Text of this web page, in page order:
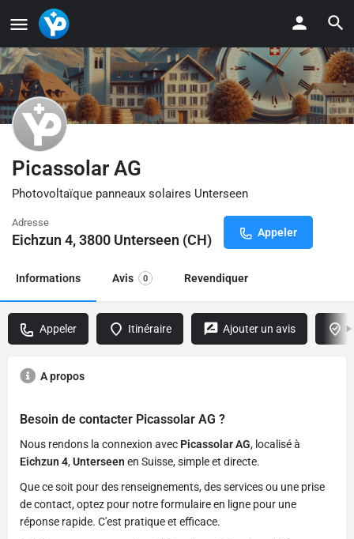
Picassolar AG
Photovoltaïque panneaux solaires Unterseen
Adresse
Eichzun 4, 3800 Unterseen (CH) Appeler
Informations Avis 0 Revendiquer
Appeler Itinéraire Ajouter un avis
A propos
Besoin de contacter Picassolar AG ?
Nous rendons la connexion avec Picassolar AG, localisé à
Eichzun 4,Unterseen en Suisse, simple et directe.
Que ce soit pour des renseignements, des services ou une prise
de contact, optez pour notre formulaire en ligne pour une
réponse rapide. C'est pratique et efficace.